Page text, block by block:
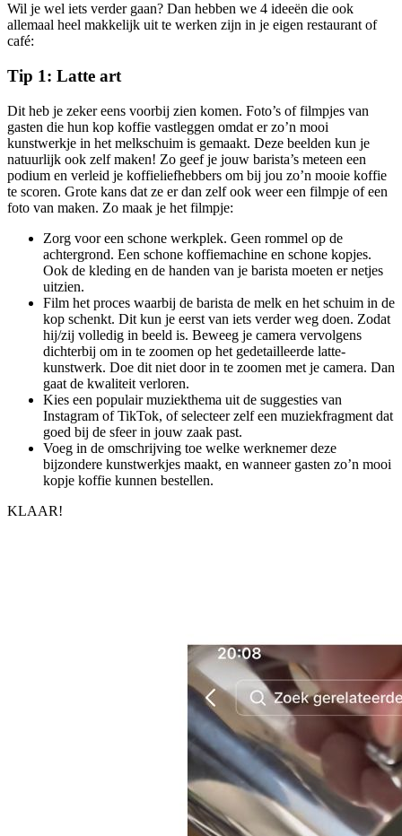
Wil je wel iets verder gaan? Dan hebben we 4 ideeën die ook
allemaal heel makkelijk uit te werken zijn in je eigen restaurant of
café:
Tip 1: Latte art
Dit heb je zeker eens voorbij zien komen. Foto’s of filmpjes van
gasten die hun kop koffie vastleggen omdat er zo’n mooi
kunstwerkje in het melkschuim is gemaakt. Deze beelden kun je
natuurlijk ook zelf maken! Zo geef je jouw barista’s meteen een
podium en verleid je koffieliefhebbers om bij jou zo’n mooie koffie
te scoren. Grote kans dat ze er dan zelf ook weer een filmpje of een
foto van maken. Zo maak je het filmpje:
Zorg voor een schone werkplek. Geen rommel op de
achtergrond. Een schone koffiemachine en schone kopjes.
Ook de kleding en de handen van je barista moeten er netjes
uitzien.
Film het proces waarbij de barista de melk en het schuim in de
kop schenkt. Dit kun je eerst van iets verder weg doen. Zodat
hij/zij volledig in beeld is. Beweeg je camera vervolgens
dichterbij om in te zoomen op het gedetailleerde latte-
kunstwerk. Doe dit niet door in te zoomen met je camera. Dan
gaat de kwaliteit verloren.
Kies een populair muziekthema uit de suggesties van
Instagram of TikTok, of selecteer zelf een muziekfragment dat
goed bij de sfeer in jouw zaak past.
Voeg in de omschrijving toe welke werknemer deze
bijzondere kunstwerkjes maakt, en wanneer gasten zo’n mooi
kopje koffie kunnen bestellen.
KLAAR!